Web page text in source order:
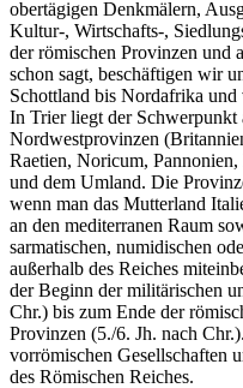
obertägigen Denkmälern,
Kultur-, Wirtschafts-,
der römischen Provinzen und
schon sagt, beschäftigen wir
Schottland bis Nordafrika
In Trier liegt der Schwerpunkt
Nordwestprovinzen
Raetien, Noricum,
und dem Umland. Die
wenn man das Mutterland
an den mediterranen Raum
sarmatischen, numidischen
außerhalb des Reiches
der Beginn der militärischen
Chr.) bis zum Ende der
Provinzen (5./6. Jh. nach
vorrömischen Gesellschaften
des Römischen Reiches.